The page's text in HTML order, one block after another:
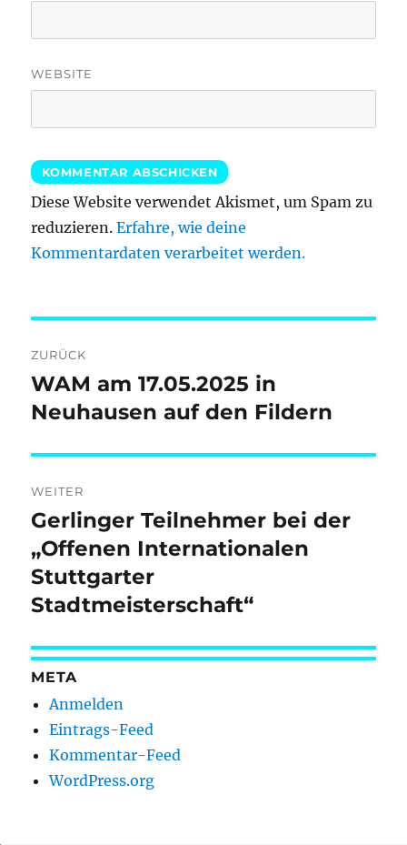
WEBSITE
Diese Website verwendet Akismet, um Spam zu
reduzieren.Erfahre, wie deine
Kommentardaten verarbeitet werden.
ZURÜCK
Vorheriger
Beitrag:
WAM am 17.05.2025 in
Neuhausen auf den Fildern
WEITER
Nächster
Beitrag:
Gerlinger Teilnehmer bei der
„Offenen Internationalen
Stuttgarter
Stadtmeisterschaft“
META
Anmelden
Eintrags-Feed
Kommentar-Feed
WordPress.org